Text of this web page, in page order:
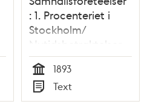
: 1. Procenteriet i
Stockholm/
Nutidsbetraktelser
af Valeur & Komp.
Tid
1893
Typ
Text